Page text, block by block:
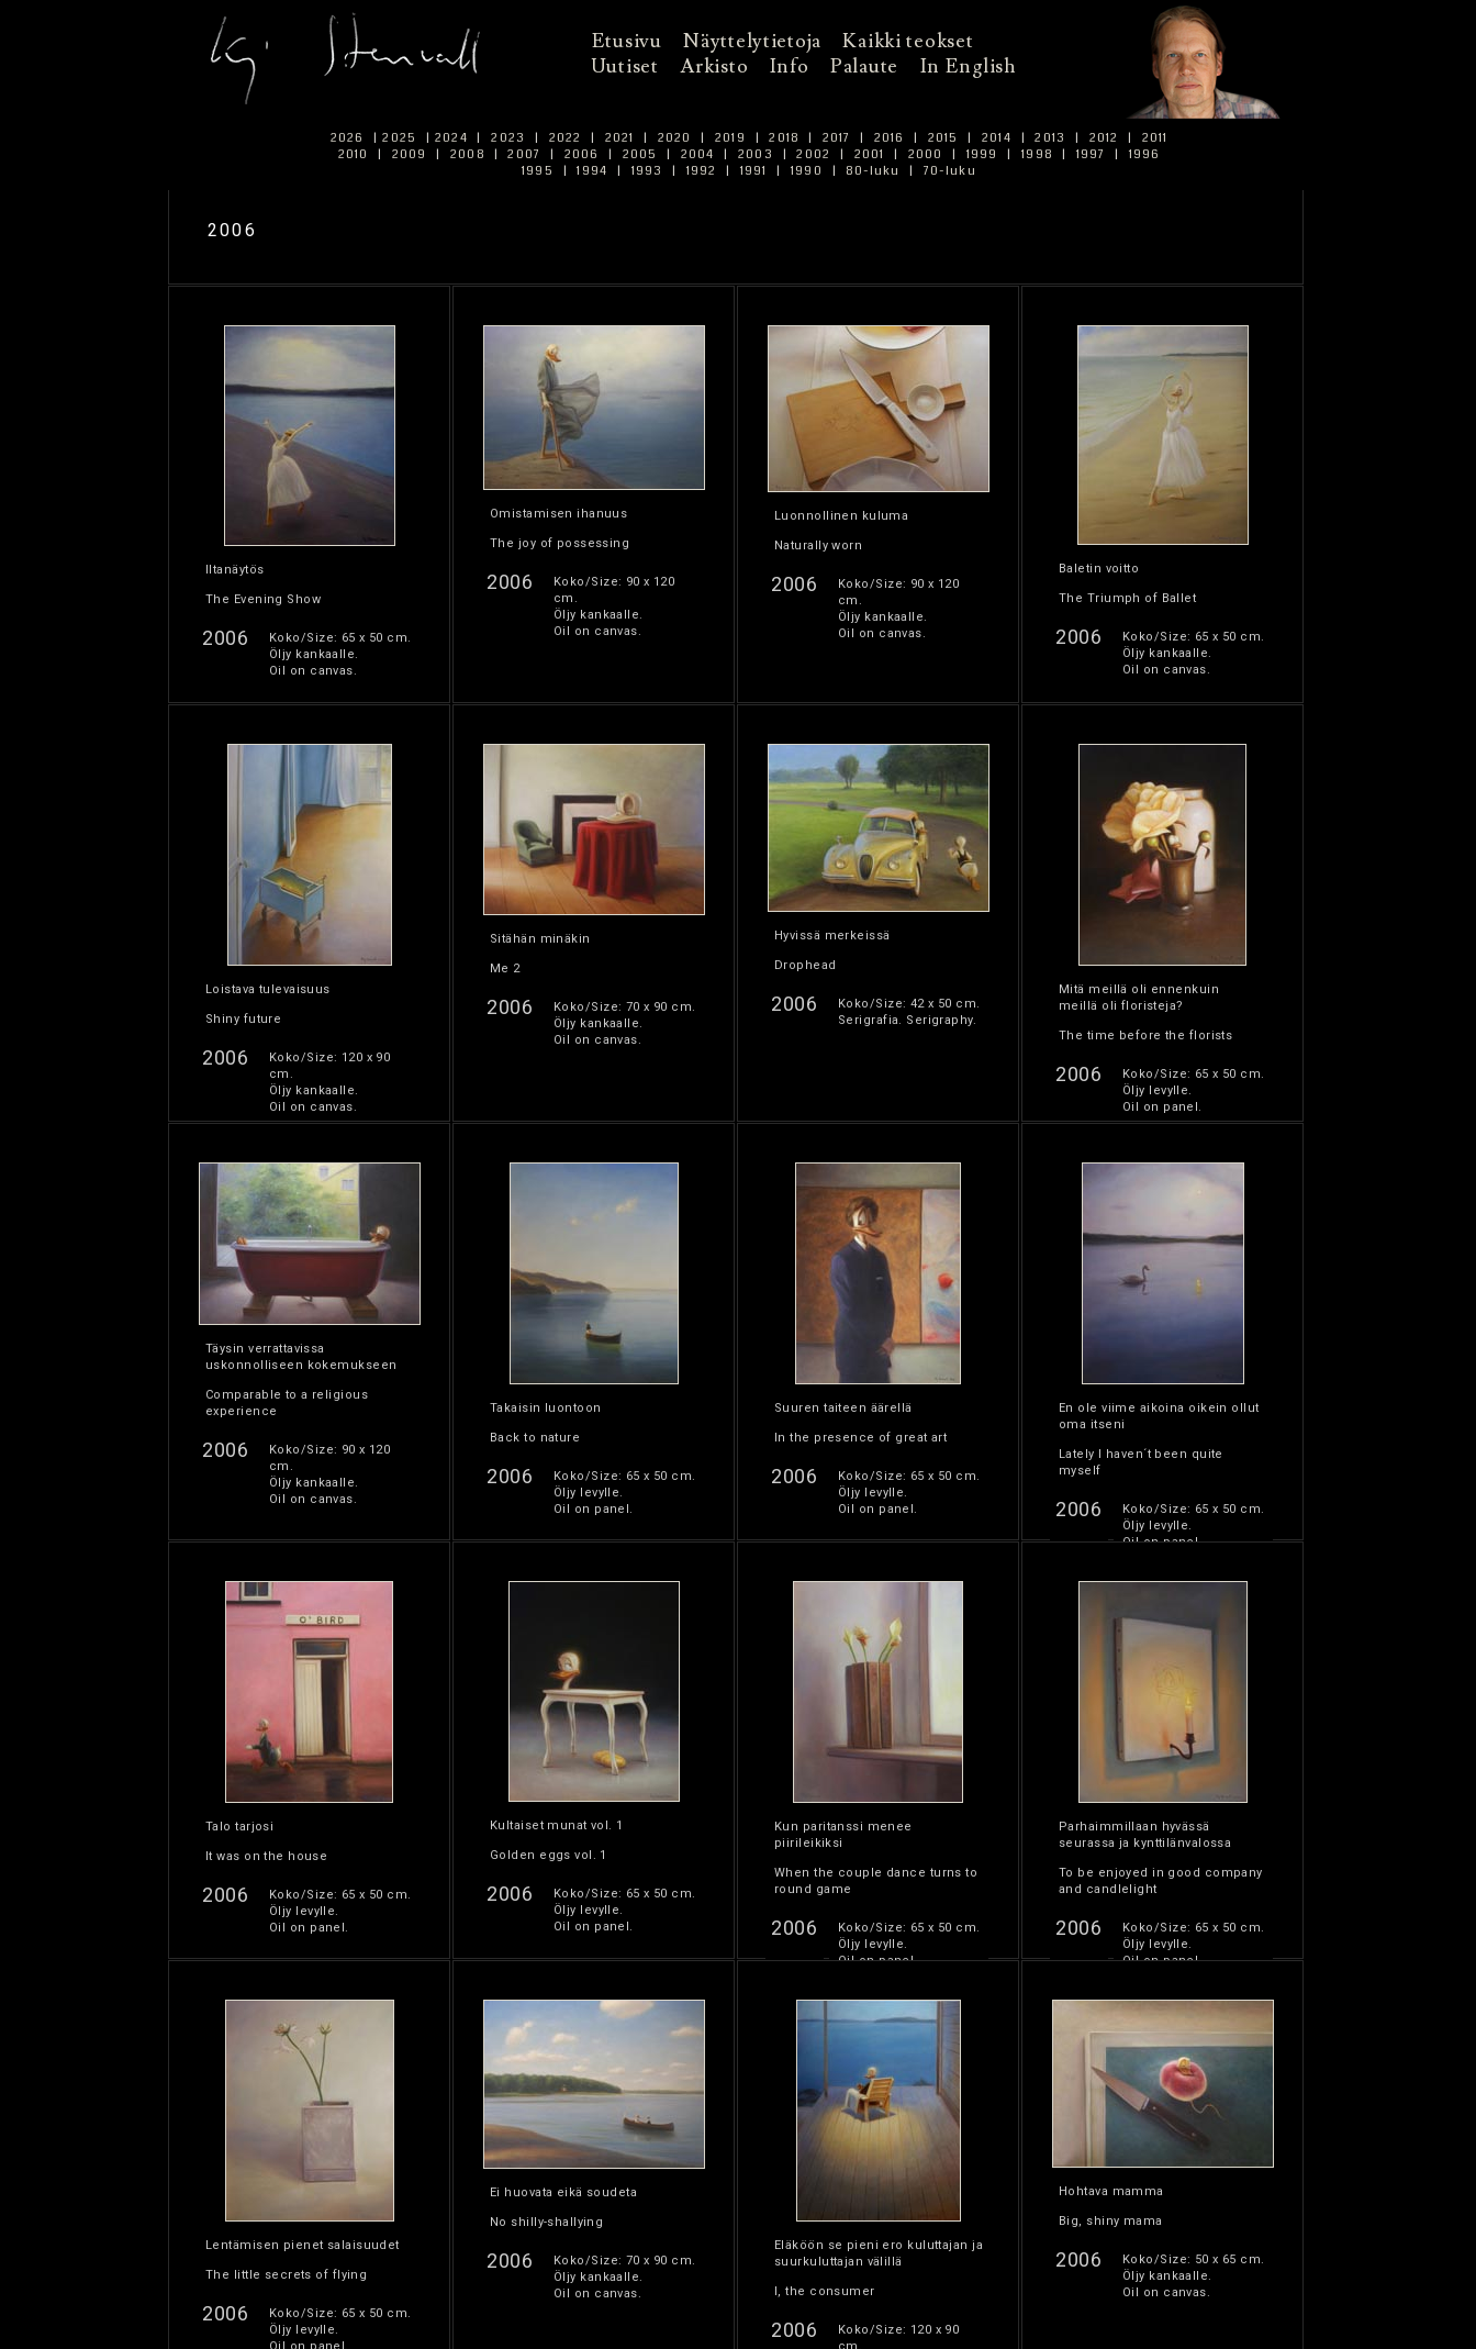
Etusivu Näyttelytietoja
Kaikki teokset
Uutiset
Arkisto Info Palaute In English
2026 | 2025 | 2024 | 2023 | 2022 | 2021 | 2020 | 2019 | 2018 | 2017 | 2016 | 2015 | 2014 | 2013 | 2012 |
2011
2010
| 2009 | 2008 | 2007 | 2006 | 2005 | 2004 | 2003 | 2002 | 2001 | 2000 | 1999 | 1998 | 1997 |
1996
1995
| 1994 | 1993 | 1992 | 1991 | 1990 | 80-luku | 70-luku
2006
Iltanäytös
The Evening Show
2006
Koko/Size: 65 x 50 cm.
Öljy kankaalle.
Oil on canvas.
Omistamisen ihanuus
The joy of possessing
2006
Koko/Size: 90 x 120
cm.
Öljy kankaalle.
Oil on canvas.
Luonnollinen kuluma
Naturally worn
2006
Koko/Size: 90 x 120
cm.
Öljy kankaalle.
Oil on canvas.
Baletin voitto
The Triumph of Ballet
2006
Koko/Size: 65 x 50 cm.
Öljy kankaalle.
Oil on canvas.
Loistava tulevaisuus
Shiny future
2006
Koko/Size: 120 x 90
cm.
Öljy kankaalle.
Oil on canvas.
Sitähän minäkin
Me 2
2006
Koko/Size: 70 x 90 cm.
Öljy kankaalle.
Oil on canvas.
Hyvissä merkeissä
Drophead
2006
Koko/Size: 42 x 50 cm.
Serigrafia. Serigraphy.
Mitä meillä oli ennenkuin
meillä oli floristeja?
The time before the florists
2006
Koko/Size: 65 x 50 cm.
Öljy levylle.
Oil on panel.
Täysin verrattavissa
uskonnolliseen kokemukseen
Comparable to a religious
experience
2006
Koko/Size: 90 x 120
cm.
Öljy kankaalle.
Oil on canvas.
Takaisin luontoon
Back to nature
2006
Koko/Size: 65 x 50 cm.
Öljy levylle.
Oil on panel.
Suuren taiteen äärellä
In the presence of great art
2006
Koko/Size: 65 x 50 cm.
Öljy levylle.
Oil on panel.
En ole viime aikoina oikein ollut
oma itseni
Lately I haven´t been quite
myself
2006
Koko/Size: 65 x 50 cm.
Öljy levylle.
Oil on panel.
Talo tarjosi
It was on the house
2006
Koko/Size: 65 x 50 cm.
Öljy levylle.
Oil on panel.
Kultaiset munat vol. 1
Golden eggs vol. 1
2006
Koko/Size: 65 x 50 cm.
Öljy levylle.
Oil on panel.
Kun paritanssi menee
piirileikiksi
When the couple dance turns to
round game
2006
Koko/Size: 65 x 50 cm.
Öljy levylle.
Oil on panel.
Parhaimmillaan hyvässä
seurassa ja kynttilänvalossa
To be enjoyed in good company
and candlelight
2006
Koko/Size: 65 x 50 cm.
Öljy levylle.
Oil on panel.
Lentämisen pienet salaisuudet
The little secrets of flying
2006
Koko/Size: 65 x 50 cm.
Öljy levylle.
Ei huovata eikä soudeta
No shilly-shallying
2006
Koko/Size: 70 x 90 cm.
Öljy kankaalle.
Oil on canvas.
Eläköön se pieni ero kuluttajan ja
suurkuluttajan välillä
I, the consumer
2006
Koko/Size: 120 x 90
Hohtava mamma
Big, shiny mama
2006
Koko/Size: 50 x 65 cm.
Öljy kankaalle.
Oil on canvas.